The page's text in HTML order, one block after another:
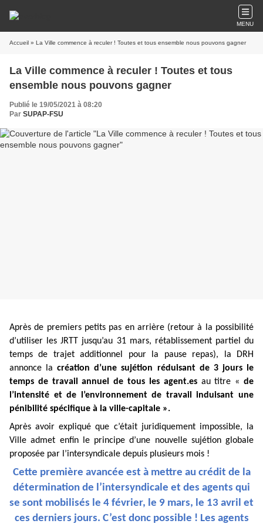
MENU
Accueil » La Ville commence à reculer ! Toutes et tous ensemble nous pouvons gagner
La Ville commence à reculer ! Toutes et tous
ensemble nous pouvons gagner
Publié le 19/05/2021 à 08:20
Par SUPAP-FSU
Après de premiers petits pas en arrière (retour à la possibilité
d’utiliser les JRTT jusqu’au 31 mars, rétablissement partiel du
temps de trajet additionnel pour la pause repas), la DRH
annonce lacréation d’une sujétion réduisant de 3 jours le
temps de travail annuel de tous les agent.esau titre «de
l’intensité et de l’environnement de travail induisant une
pénibilité spécifique à la ville-capitale ».
Après avoir expliqué que c’était juridiquement impossible, la
Ville admet enfin le principe d’une nouvelle sujétion globale
proposée par l’intersyndicale depuis plusieurs mois !
Cette première avancée est à mettre au crédit de la
détermination de l’intersyndicale et des agents qui
se sont mobilisés le 4 février, le 9 mars, le 13 avril et
ces derniers jours. C’est donc possible ! Les agents